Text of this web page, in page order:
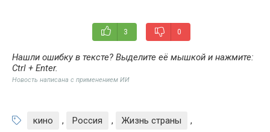
3 0
Нашли ошибку в тексте? Выделите её мышкой и нажмите:
Ctrl + Enter.
Новость написана с применением ИИ
кино , Россия , Жизнь страны
,